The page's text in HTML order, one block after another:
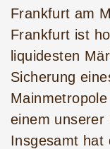
Frankfurt am
Frankfurt ist
liquidesten
Sicherung
einem unserer
Insgesamt hat